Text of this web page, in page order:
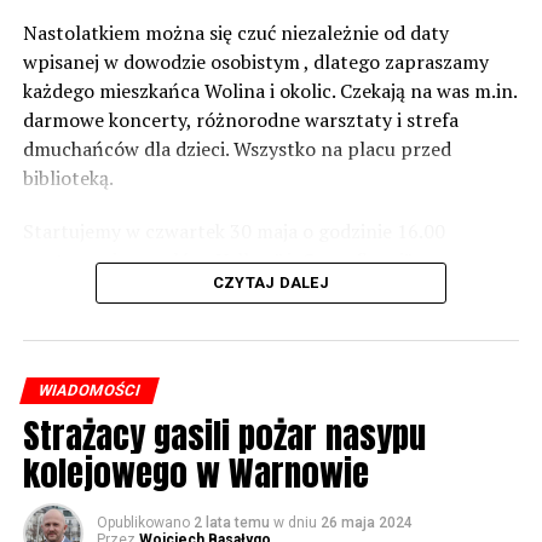
zabezpieczeń. Dopóki nie będzie tych przekroczonych
norm dopuszczalnego hałasu, no to nie możemy nic
zrobić. Tam są odpowiednie normy – 61 i 56 decybeli –
zaznacza.
Foto: Wojciech Basałygo
Nastolatkiem można się czuć niezależnie od daty
wpisanej w dowodzie osobistym , dlatego zapraszamy
każdego mieszkańca Wolina i okolic. Czekają na was m.in.
darmowe koncerty, różnorodne warsztaty i strefa
dmuchańców dla dzieci. Wszystko na placu przed
biblioteką.
występami zespołów „Yellow” i „Specyficzni”.
CZYTAJ DALEJ
WIADOMOŚCI
Strażacy gasili pożar nasypu
kolejowego w Warnowie
Opublikowano 2 lata temu w dniu 26 maja 2024